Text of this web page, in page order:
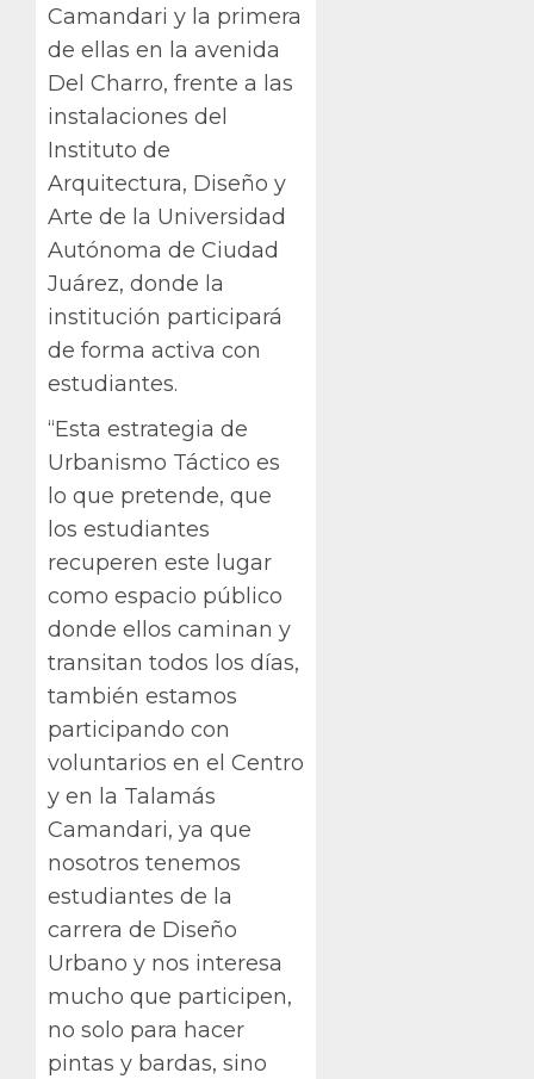
Camandari y la primera
de ellas en la avenida
Del Charro, frente a las
instalaciones del
Instituto de
Arquitectura, Diseño y
Arte de la Universidad
Autónoma de Ciudad
Juárez, donde la
institución participará
de forma activa con
estudiantes.
“Esta estrategia de
Urbanismo Táctico es
lo que pretende, que
los estudiantes
recuperen este lugar
como espacio público
donde ellos caminan y
transitan todos los días,
también estamos
participando con
voluntarios en el Centro
y en la Talamás
Camandari, ya que
nosotros tenemos
estudiantes de la
carrera de Diseño
Urbano y nos interesa
mucho que participen,
no solo para hacer
pintas y bardas, sino